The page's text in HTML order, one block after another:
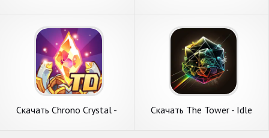
Андроид
Андроид
Скачать Chrono Crystal -
Скачать The Tower - Idle